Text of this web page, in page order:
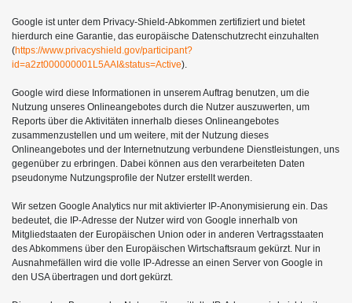
Google ist unter dem Privacy-Shield-Abkommen zertifiziert und bietet
hierdurch eine Garantie, das europäische Datenschutzrecht einzuhalten
(https://www.privacyshield.gov/participant?
id=a2zt000000001L5AAI&status=Active).
Google wird diese Informationen in unserem Auftrag benutzen, um die
Nutzung unseres Onlineangebotes durch die Nutzer auszuwerten, um
Reports über die Aktivitäten innerhalb dieses Onlineangebotes
zusammenzustellen und um weitere, mit der Nutzung dieses
Onlineangebotes und der Internetnutzung verbundene Dienstleistungen, uns
gegenüber zu erbringen. Dabei können aus den verarbeiteten Daten
pseudonyme Nutzungsprofile der Nutzer erstellt werden.
Wir setzen Google Analytics nur mit aktivierter IP-Anonymisierung ein. Das
bedeutet, die IP-Adresse der Nutzer wird von Google innerhalb von
Mitgliedstaaten der Europäischen Union oder in anderen Vertragsstaaten
des Abkommens über den Europäischen Wirtschaftsraum gekürzt. Nur in
Ausnahmefällen wird die volle IP-Adresse an einen Server von Google in
den USA übertragen und dort gekürzt.